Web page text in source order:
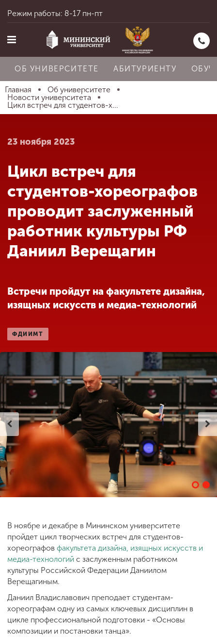
Главная
Абитуриенту
Обучение
Наука
Международная
деятельность
Другие виды
деятельности
Студенческая жизнь
Сведения об
образовательной
организации
CHI
комиссия
+7 (831) 262-26-20
Режим работы: 8-17 пн-пт
ОБ УНИВЕРСИТЕТЕ АБИТУРИЕНТУ
Главная
Об университете
Новости университета
Цикл встреч для студентов-х...
23 ноября 2023
Цикл встреч для
студентов-хореографов
проводит заслуженный
работник культуры РФ
Даниил Верещагин
Встречи пройдут на факультете дизайна,
изящных искусств и медиа-технологий
ФДИИМТ
В ноябре и декабре в Мининском университете
пройдет цикл творческих встреч для студентов-
хореографов факультета дизайна, изящных искусств и
медиа-технологий с заслуженным работником
культуры Российской Федерации Даниилом
Верещагиным.
Даниил Владиславович преподает студентам-
хореографам одну из самых ключевых дисциплин в
цикле профессиональной подготовки - «Основы
композиции и постановки танца».